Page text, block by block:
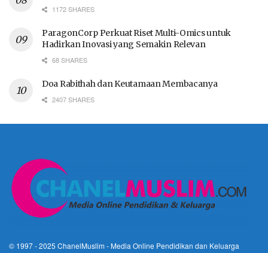
1172 SHARES
ParagonCorp Perkuat Riset Multi-Omics untuk
Hadirkan Inovasi yang Semakin Relevan
68 SHARES
Doa Rabithah dan Keutamaan Membacanya
2407 SHARES
© 1997 - 2025 ChanelMuslim - Media Online Pendidikan dan Keluarga